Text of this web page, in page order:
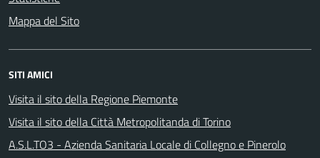
Mappa del Sito
SITI AMICI
Visita il sito della Regione Piemonte
Visita il sito della Città Metropolitanda di Torino
A.S.L.TO3 - Azienda Sanitaria Locale di Collegno e Pinerolo